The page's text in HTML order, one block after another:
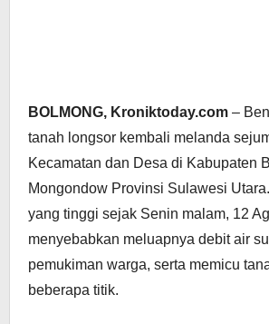
BOLMONG, Kroniktoday.com –
tanah longsor kembali melanda
Kecamatan dan Desa di Kabupaten
Mongondow Provinsi Sulawesi
yang tinggi sejak Senin malam, 12
menyebabkan meluapnya debit air
pemukiman warga, serta memicu
beberapa titik.